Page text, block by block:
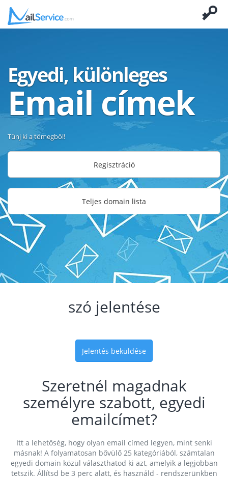
Egyedi, különleges
Email címek
Tűnj ki a tömegből!
Regisztráció
Teljes domain lista
szó jelentése
Jelentés beküldése
Szeretnél magadnak
személyre szabott, egyedi
emailcímet?
Itt a lehetőség, hogy olyan email címed legyen, mint senki
másnak! A folyamatosan bővülő 25 kategóriából, számtalan
egyedi domain közül választhatod ki azt, amelyik a legjobban
tetszik. Állítsd be 3 perc alatt, és használd - rendszerünkben